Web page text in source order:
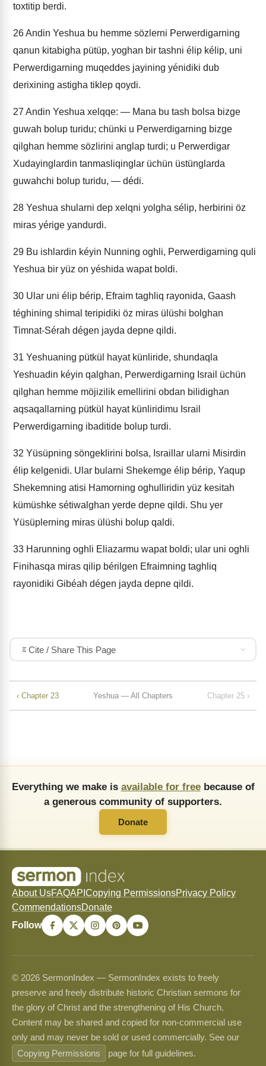
toxtitip berdi.
26Andin Yeshua bu hemme sözlerni Perwerdigarning
qanun kitabigha pütüp, yoghan bir tashni élip kélip, uni
Perwerdigarning muqeddes jayining yénidiki dub
derixining astigha tiklep qoydi.
27 Andin Yeshua xelqqe: — Mana bu tash bolsa bizge
guwah bolup turidu; chünki u Perwerdigarning bizge
qilghan hemme sözlirini anglap turdi; u Perwerdigar
Xudayinglardin tanmasliqinglar üchün üstünglarda
guwahchi bolup turidu, — dédi.
28 Yeshua shularni dep xelqni yolgha sélip, herbirini öz
miras yérige yandurdi.
29 Bu ishlardin kéyin Nunning oghli, Perwerdigarning quli
Yeshua bir yüz on yéshida wapat boldi.
30 Ular uni élip bérip, Efraim taghliq rayonida, Gaash
téghining shimal teripidiki öz miras ülüshi bolghan
Timnat-Sérah dégen jayda depne qildi.
31 Yeshuaning pütkül hayat künliride, shundaqla
Yeshuadin kéyin qalghan, Perwerdigarning Israil üchün
qilghan hemme möjizilik emellirini obdan bilidighan
aqsaqallarning pütkül hayat künliridimu Israil
Perwerdigarning ibaditide bolup turdi.
32 Yüsüpning söngeklirini bolsa, Israillar ularni Misirdin
élip kelgenidi. Ular bularni Shekemge élip bérip, Yaqup
Shekemning atisi Hamorning oghulliridin yüz kesitah
kümüshke sétiwalghan yerde depne qildi. Shu yer
Yüsüplerning miras ülüshi bolup qaldi.
33 Harunning oghli Eliazarmu wapat boldi; ular uni oghli
Finihasqa miras qilip bérilgen Efraimning taghliq
rayonidiki Gibéah dégen jayda depne qildi.
Cite / Share This Page
‹ Chapter 23 Yeshua — All Chapters Chapter 25 ›
Everything we make is available for freebecause of
a generous community of supporters.
Donate
About UsFAQAPI Copying PermissionsPrivacy Policy
CommendationsDonate
Follow
© 2026 SermonIndex — SermonIndex exists to freely
preserve and freely distribute historic Christian sermons for
the glory of Christ and the strengthening of His Church.
Content may be shared and copied for non-commercial use
only and may never be sold or used commercially. See our
Copying Permissions
page for full guidelines.